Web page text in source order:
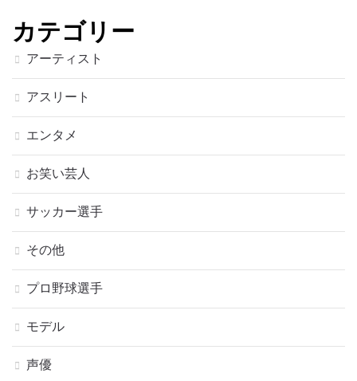
カテゴリー
アーティスト
アスリート
エンタメ
お笑い芸人
サッカー選手
その他
プロ野球選手
モデル
声優